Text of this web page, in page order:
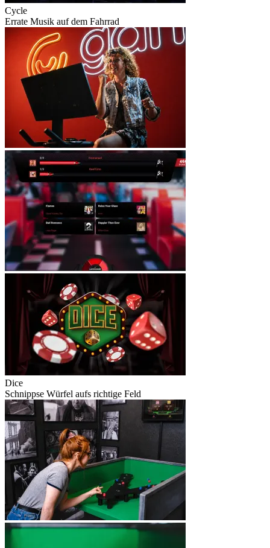
Cycle
Errate Musik auf dem Fahrrad
Dice
Schnippse Würfel aufs richtige Feld